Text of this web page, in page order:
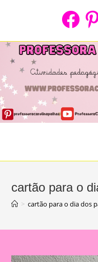
cartão para o
> cartão para o dia dos